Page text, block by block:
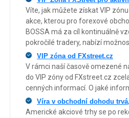
Víte, jak můžete získat VIP
akce, kterou pro forexové
BOSSA má za cíl kontinuálně
pokročilé tradery, nabízí
VIP zóna od FXstreet.cz
V rámci naší časově omezené
do VIP zóny od FXstreet.cz
cenných informací. O jaké
Víra v obchodní dohodu
Americké akciové trhy se po